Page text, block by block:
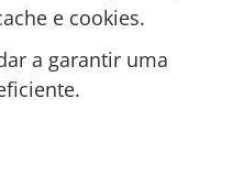
e cookies.
a garantir uma